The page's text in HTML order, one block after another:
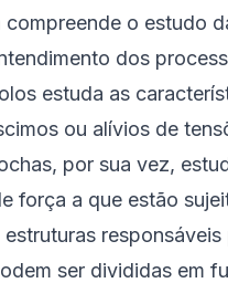
o estudo
dos
estuda as
ou alívios de
por sua vez,
força a que estão
ser divididas em